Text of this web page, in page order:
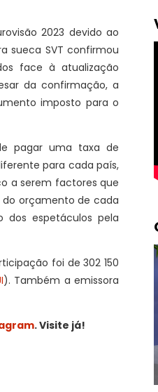
2023 devido ao
sueca SVT confirmou
face à atualização
da confirmação, a
imposto para o
pagar uma taxa de
para cada país,
a serem factores que
orçamento de cada
dos espetáculos pela
foi de 302 150
). Também a emissora
. Visite já!